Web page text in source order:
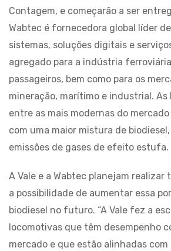
Contagem, e começarão a ser
Wabtec é fornecedora global líder
sistemas, soluções digitais e
agregado para a indústria
passageiros, bem como para os
mineração, marítimo e industrial.
entre as mais modernas do
com uma maior mistura de
emissões de gases de efeito estufa.
A Vale e a Wabtec planejam realizar
a possibilidade de aumentar essa
biodiesel no futuro. “A Vale fez a
locomotivas que têm desempenho
mercado e que estão alinhadas